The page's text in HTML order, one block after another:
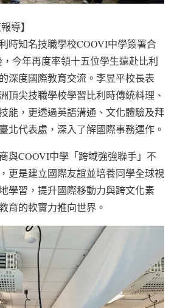
導】
時知名技職學校COOVI中學簽署合
今年再度率領十五位學生遠赴比利
深度國際教育交流。李昱平校長表
頂尖技職學校學習比利時傳統料理、
能，更透過英語溝通、文化體驗及拜
北代表處，深入了解國際事務運作。
與COOVI中學「跨域強強聯手」不
更是建立國際友誼並培養同學全球視
學習，提升國際移動力與跨文化素
育的軟實力推向世界。